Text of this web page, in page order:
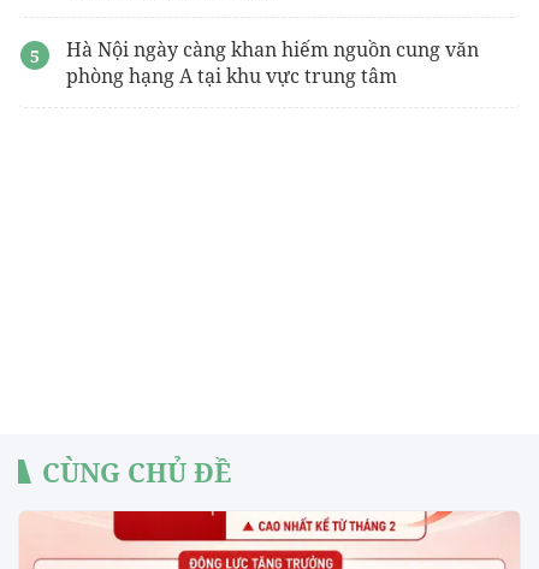
Hà Nội ngày càng khan hiếm nguồn cung văn
phòng hạng A tại khu vực trung tâm
CÙNG CHỦ ĐỀ